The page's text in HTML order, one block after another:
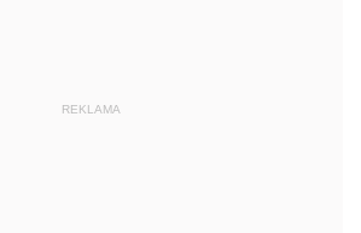
REKLAMA